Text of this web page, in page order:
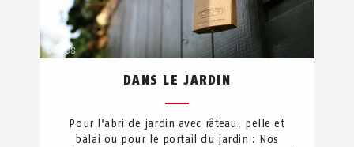
DANS LE JARDIN
Pour l'abri de jardin avec râteau, pelle et
balai ou pour le portail du jardin : Nos